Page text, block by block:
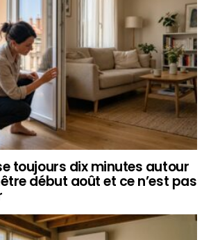
toujours dix minutes autour
début août et ce n’est pas